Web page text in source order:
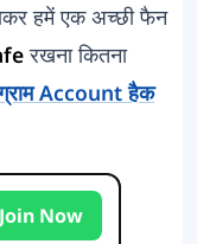
हमें एक अच्छी फैन
रखना कितना
Account हैक
Join Now